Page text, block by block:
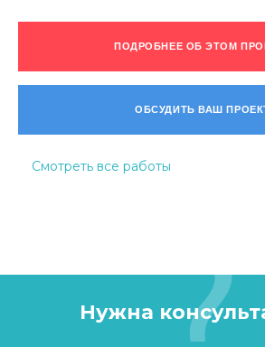
ПОДРОБНЕЕ ОБ ЭТОМ
ОБСУДИТЬ ВАШ
Смотреть все работы
Нужна